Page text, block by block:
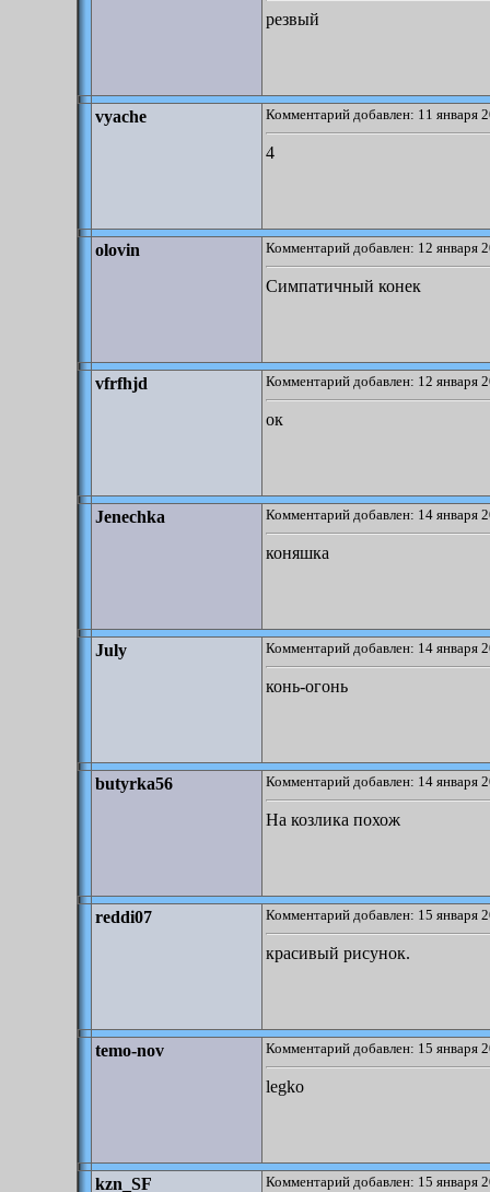
резвый
vyache Комментарий добавлен: 11 января
4
olovin Комментарий добавлен: 12 января
Симпатичный конек
vfrfhjd Комментарий добавлен: 12 января
ок
Jenechka Комментарий добавлен: 14 января
коняшка
July Комментарий добавлен: 14 января
конь-огонь
butyrka56 Комментарий добавлен: 14 января
На козлика похож
reddi07 Комментарий добавлен: 15 января
красивый рисунок.
temo-nov Комментарий добавлен: 15 января
legko
kzn_SF Комментарий добавлен: 15 января